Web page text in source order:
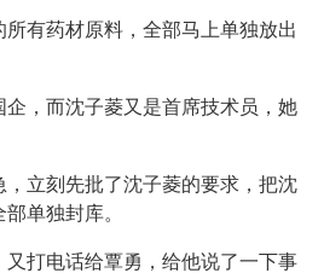
有药材原料，全部马上单独放出
企，而沈子菱又是首席技术员，她
，立刻先批了沈子菱的要求，把沈
单独封库。
又打电话给覃勇，给他说了一下事